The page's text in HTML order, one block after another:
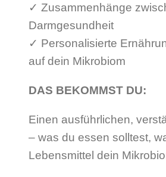
✓ Zusammenhänge
Darmgesundheit
✓ Personalisierte
auf dein Mikrobiom
DAS BEKOMMST DU:
Einen ausführlichen,
– was du essen solltest,
Lebensmittel dein